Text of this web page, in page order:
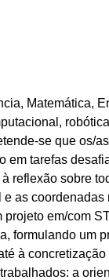
Matemática,
se que os/
em tarefas
reflexão sobre
as
em/com
formulando um
à
a